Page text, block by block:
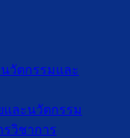
วัตกรรมและ
และนวัตกรรม
วิชาการ